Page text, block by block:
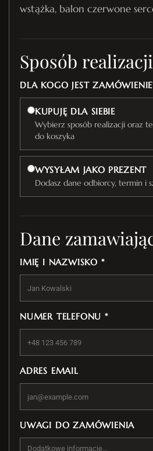
wstążka, balon czerwone
Sposób realizacji
DLA KOGO JEST
KUPUJĘ DLA SIEBIE
Wybierz sposób realizacji oraz
do koszyka
WYSYŁAM JAKO PREZENT
Dodasz dane odbiorcy, termin i
Dane
IMIĘ I NAZWISKO *
NUMER TELEFONU *
ADRES EMAIL
UWAGI DO ZAMÓWIENIA